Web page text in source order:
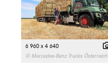
6 960 x 4 640
© Mercedes-Benz Trucks Österreich